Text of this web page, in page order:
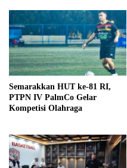
Semarakkan HUT ke-81 RI,
PTPN IV PalmCo Gelar
Kompetisi Olahraga